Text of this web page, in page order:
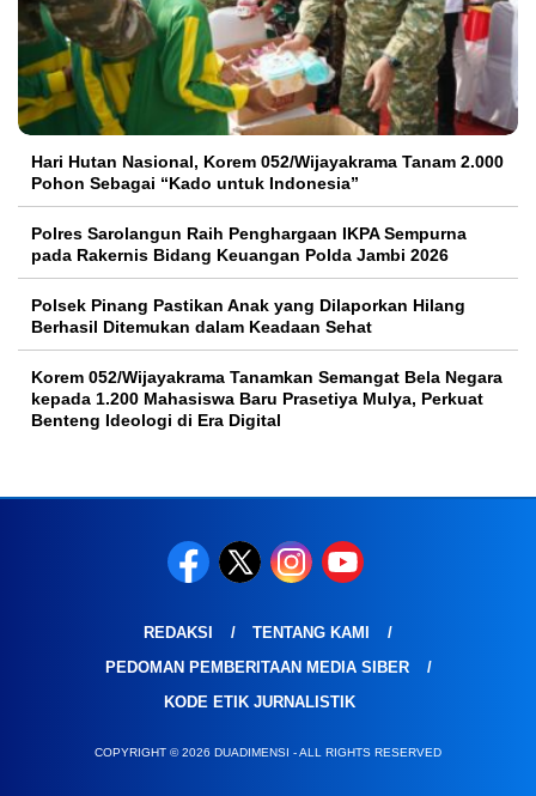
Hari Hutan Nasional, Korem 052/Wijayakrama Tanam 2.000
Pohon Sebagai “Kado untuk Indonesia”
Polres Sarolangun Raih Penghargaan IKPA Sempurna
pada Rakernis Bidang Keuangan Polda Jambi 2026
Polsek Pinang Pastikan Anak yang Dilaporkan Hilang
Berhasil Ditemukan dalam Keadaan Sehat
Korem 052/Wijayakrama Tanamkan Semangat Bela Negara
kepada 1.200 Mahasiswa Baru Prasetiya Mulya, Perkuat
Benteng Ideologi di Era Digital
REDAKSI
TENTANG KAMI
PEDOMAN PEMBERITAAN MEDIA SIBER
KODE ETIK JURNALISTIK
COPYRIGHT © 2026 DUADIMENSI - ALL RIGHTS RESERVED